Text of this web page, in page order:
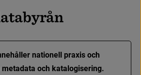
atabyrån
nationell praxis och
och katalogisering.